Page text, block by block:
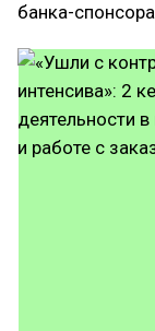
банка-